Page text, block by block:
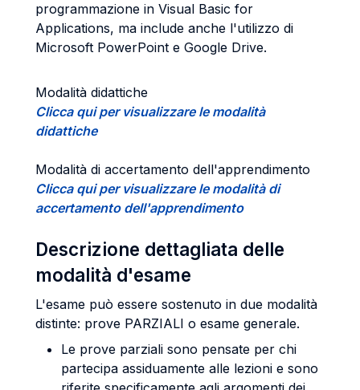
programmazione in Visual Basic for
Applications, ma include anche l'utilizzo di
Microsoft PowerPoint e Google Drive.
Modalità didattiche
Clicca qui per visualizzare le modalità
didattiche
Modalità di accertamento dell'apprendimento
Clicca qui per visualizzare le modalità di
accertamento dell'apprendimento
Descrizione dettagliata delle
modalità d'esame
L'esame può essere sostenuto in due modalità
distinte: prove PARZIALI o esame generale.
Le prove parziali sono pensate per chi
partecipa assiduamente alle lezioni e sono